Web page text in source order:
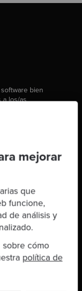
mejorar
que
funcione,
de análisis y
sobre cómo
política de
bien
a los/as
de la formación,
a mejorar en la